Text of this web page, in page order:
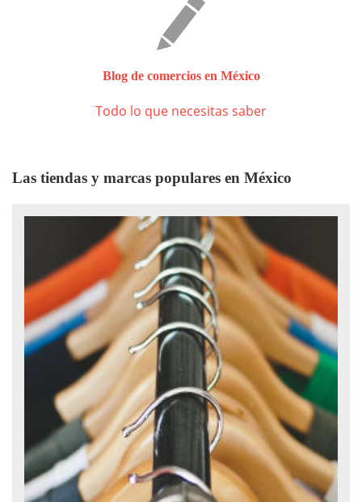
Blog de comercios en México
Todo lo que necesitas saber
Las tiendas y marcas populares en México